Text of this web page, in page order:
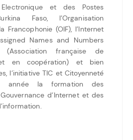
Electronique et des Postes
Faso, l’Organisation
Francophonie (OIF), l’Internet
Names and Numbers
(Association française de
en coopération) et bien
l’initiative TIC et Citoyenneté
année la formation des
d’Internet et des